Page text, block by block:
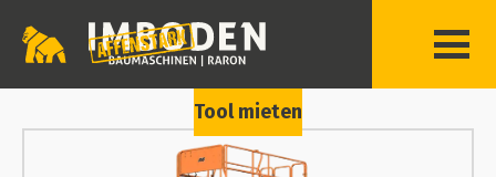
Tool mieten